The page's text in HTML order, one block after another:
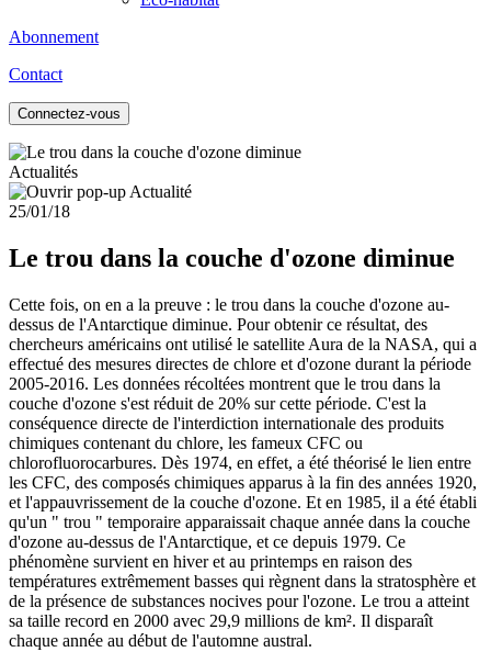
Abonnement
Contact
Connectez-vous
Actualités
25/01/18
Le trou dans la couche d'ozone diminue
Cette fois, on en a la preuve : le trou dans la couche d'ozone au-
dessus de l'Antarctique diminue. Pour obtenir ce résultat, des
chercheurs américains ont utilisé le satellite Aura de la NASA, qui a
effectué des mesures directes de chlore et d'ozone durant la période
2005-2016. Les données récoltées montrent que le trou dans la
couche d'ozone s'est réduit de 20% sur cette période. C'est la
conséquence directe de l'interdiction internationale des produits
chimiques contenant du chlore, les fameux CFC ou
chlorofluorocarbures. Dès 1974, en effet, a été théorisé le lien entre
les CFC, des composés chimiques apparus à la fin des années 1920,
et l'appauvrissement de la couche d'ozone. Et en 1985, il a été établi
qu'un " trou " temporaire apparaissait chaque année dans la couche
d'ozone au-dessus de l'Antarctique, et ce depuis 1979. Ce
phénomène survient en hiver et au printemps en raison des
températures extrêmement basses qui règnent dans la stratosphère et
de la présence de substances nocives pour l'ozone. Le trou a atteint
sa taille record en 2000 avec 29,9 millions de km². Il disparaît
chaque année au début de l'automne austral.